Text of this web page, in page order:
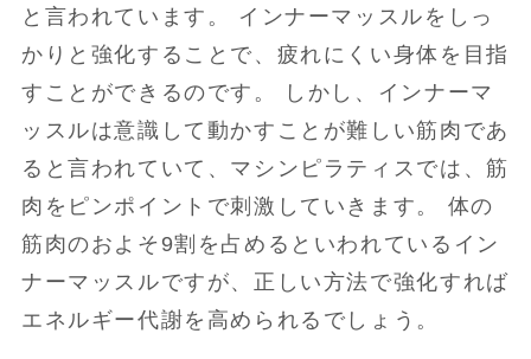
と言われています。 インナーマッスルをしっ
かりと強化することで、疲れにくい身体を目指
すことができるのです。 しかし、インナーマ
ッスルは意識して動かすことが難しい筋肉であ
ると言われていて、マシンピラティスでは、筋
肉をピンポイントで刺激していきます。 体の
筋肉のおよそ9割を占めるといわれているイン
ナーマッスルですが、正しい方法で強化すれば
エネルギー代謝を高められるでしょう。